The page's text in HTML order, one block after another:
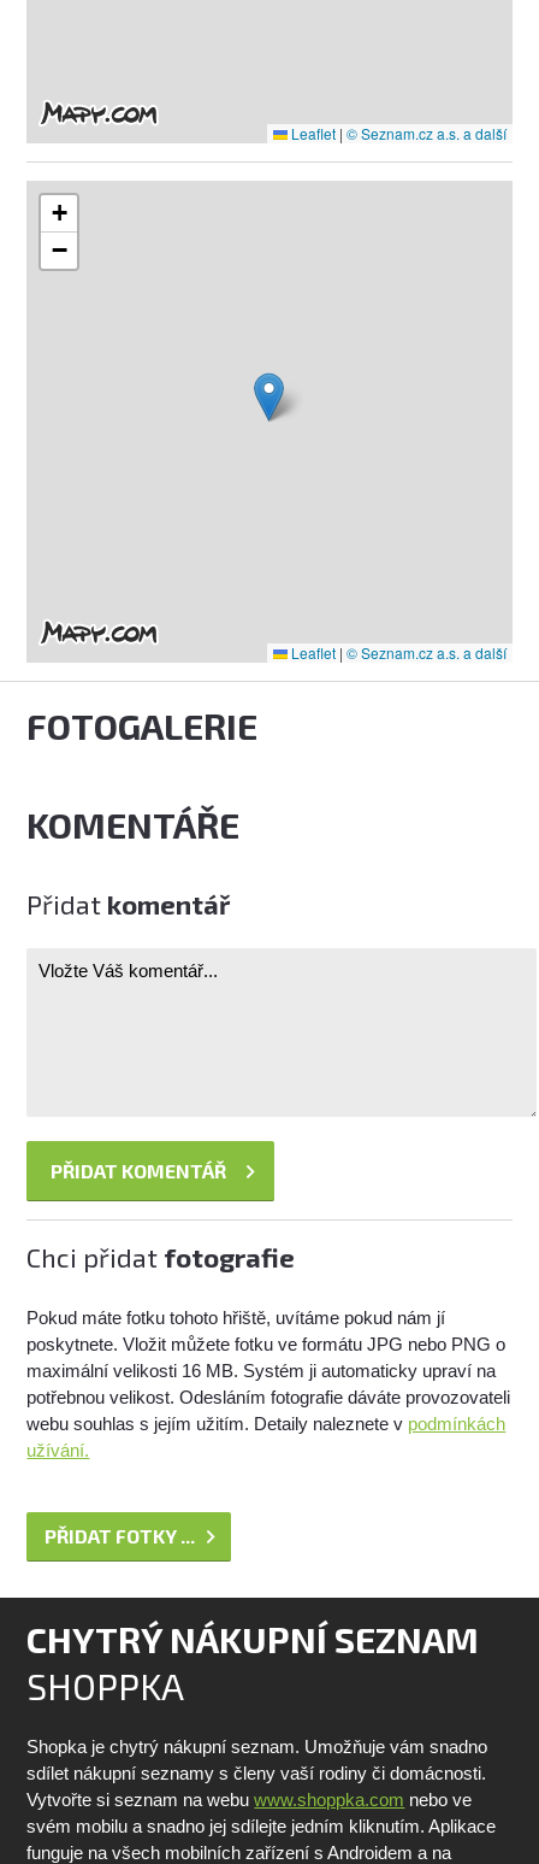
Leaflet | © Seznam.cz a.s. a další
+
−
Leaflet | © Seznam.cz a.s. a další
FOTOGALERIE
KOMENTÁŘE
Přidat komentář
Chci přidat fotografie
Pokud máte fotku tohoto hřiště, uvítáme pokud nám jí
poskytnete. Vložit můžete fotku ve formátu JPG nebo PNG o
maximální velikosti 16 MB. Systém ji automaticky upraví na
potřebnou velikost. Odesláním fotografie dáváte provozovateli
webu souhlas s jejím užitím. Detaily naleznete v podmínkách
užívání.
PŘIDAT FOTKY ...
CHYTRÝ NÁKUPNÍ SEZNAM
SHOPPKA
Shopka je chytrý nákupní seznam. Umožňuje vám snadno
sdílet nákupní seznamy s členy vaší rodiny či domácnosti.
Vytvořte si seznam na webuwww.shoppka.com nebo ve
svém mobilu a snadno jej sdílejte jedním kliknutím. Aplikace
funguje na všech mobilních zařízení s Androidem a na